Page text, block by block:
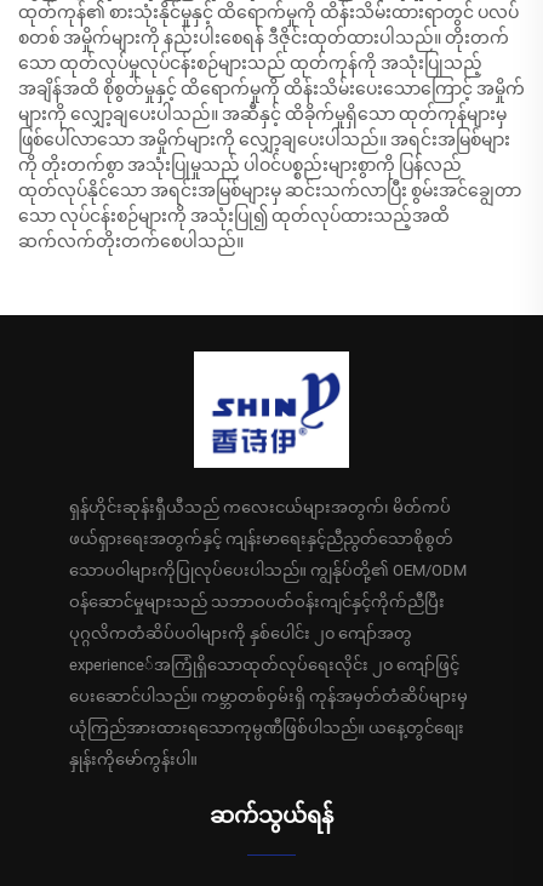
ထုတ်ကုန်၏ စားသုံးနိုင်မှုနှင့် ထိရောက်မှုကို ထိန်းသိမ်းထားရာတွင် ပလပ်
စတစ် အမှိုက်များကို နည်းပါးစေရန် ဒီဇိုင်းထုတ်ထားပါသည်။ တိုးတက်
သော ထုတ်လုပ်မှုလုပ်ငန်းစဉ်များသည် ထုတ်ကုန်ကို အသုံးပြုသည့်
အချိန်အထိ စိုစွတ်မှုနှင့် ထိရောက်မှုကို ထိန်းသိမ်းပေးသောကြောင့် အမှိုက်
များကို လျှော့ချပေးပါသည်။ အဆီနှင့် ထိခိုက်မှုရှိသော ထုတ်ကုန်များမှ
ဖြစ်ပေါ်လာသော အမှိုက်များကို လျှော့ချပေးပါသည်။ အရင်းအမြစ်များ
ကို တိုးတက်စွာ အသုံးပြုမှုသည် ပါဝင်ပစ္စည်းများစွာကို ပြန်လည်
ထုတ်လုပ်နိုင်သော အရင်းအမြစ်များမှ ဆင်းသက်လာပြီး စွမ်းအင်ချွေတာ
သော လုပ်ငန်းစဉ်များကို အသုံးပြု၍ ထုတ်လုပ်ထားသည့်အထိ
ဆက်လက်တိုးတက်စေပါသည်။
ရှန်ဟိုင်းဆုန်းရှီယီသည် ကလေးငယ်များအတွက်၊ မိတ်ကပ်
ဖယ်ရှားရေးအတွက်နှင့် ကျန်းမာရေးနှင့်ညီညွတ်သောစိုစွတ်
သောပဝါများကိုပြုလုပ်ပေးပါသည်။ ကျွန်ုပ်တို့၏ OEM/ODM
ဝန်ဆောင်မှုများသည် သဘာဝပတ်ဝန်းကျင်နှင့်ကိုက်ညီပြီး
ပုဂ္ဂလိကတံဆိပ်ပဝါများကို နှစ်ပေါင်း ၂၀ ကျော်အတွ
experience်အကြုံရှိသောထုတ်လုပ်ရေးလိုင်း ၂၀ ကျော်ဖြင့်
ပေးဆောင်ပါသည်။ ကမ္ဘာတစ်ဝှမ်းရှိ ကုန်အမှတ်တံဆိပ်များမှ
ယုံကြည်အားထားရသောကုမ္ပဏီဖြစ်ပါသည်။ ယနေ့တွင်စျေး
နှုန်းကိုမော်ကွန်းပါ။
ဆက်သွယ်ရန်